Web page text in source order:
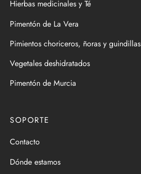
Hierbas medicinales y Té
Pimentón de La Vera
Pimientos choriceros, ñoras y guindillas
Vegetales deshidratados
Pimentón de Murcia
SOPORTE
Contacto
Dónde estamos